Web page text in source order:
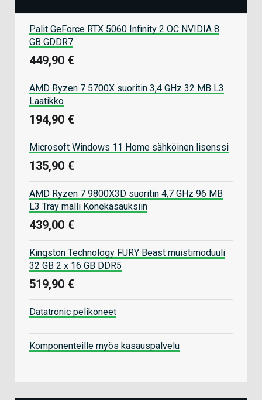
Palit GeForce RTX 5060 Infinity 2 OC NVIDIA 8
GB GDDR7
449,90 €
AMD Ryzen 7 5700X suoritin 3,4 GHz 32 MB L3
Laatikko
194,90 €
Microsoft Windows 11 Home sähköinen lisenssi
135,90 €
AMD Ryzen 7 9800X3D suoritin 4,7 GHz 96 MB
L3 Tray malli Konekasauksiin
439,00 €
Kingston Technology FURY Beast muistimoduuli
32 GB 2 x 16 GB DDR5
519,90 €
Datatronic pelikoneet
Komponenteille myös kasauspalvelu